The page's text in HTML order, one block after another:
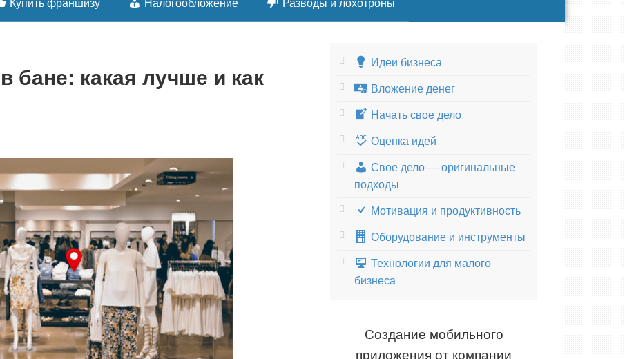
Купить франшизу Налогообложение Разводы и лохотроны
бане: какая лучше и как
Идеи бизнеса
Вложение денег
Начать свое дело
Оценка идей
Свое дело — оригинальные
подходы
Мотивация и продуктивность
Оборудование и инструменты
Технологии для малого
бизнеса
Создание мобильного
приложения от компании